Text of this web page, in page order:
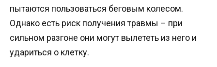
пытаются пользоваться беговым колесом.
Однако есть риск получения травмы – при
сильном разгоне они могут вылететь из него и
удариться о клетку.